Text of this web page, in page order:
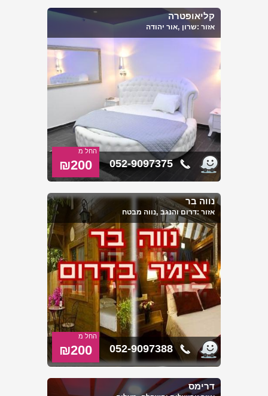
החל מ
₪200 052-9097375
קליאופטרה
אזור :שרון ,אור יהודה
החל מ
₪200 052-9097388
נווה בר
אזור :דרום והנגב ,נווה מבטח
דרימס